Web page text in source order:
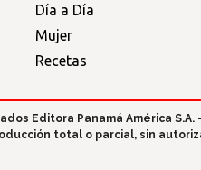
Día a Día
Mujer
Recetas
Editora Panamá América S.A.
total o parcial, sin